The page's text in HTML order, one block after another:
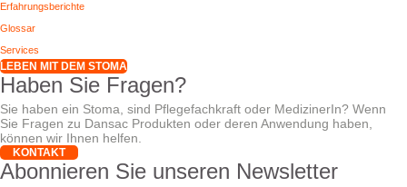
Erfahrungsberichte
Glossar
Services
LEBEN MIT DEM STOMA
Haben Sie Fragen?
Sie haben ein Stoma, sind Pflegefachkraft oder MedizinerIn? Wenn
Sie Fragen zu Dansac Produkten oder deren Anwendung haben,
können wir Ihnen helfen.
KONTAKT
Abonnieren Sie unseren Newsletter